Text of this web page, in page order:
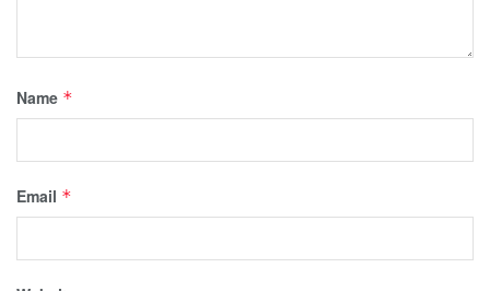
Name *
Email *